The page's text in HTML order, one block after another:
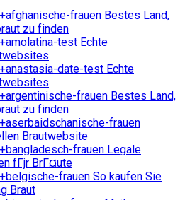
frauen Bestes Land,
zu finden
test Echte
date-test Echte
frauen Bestes Land,
zu finden
frauen
Brautwebsite
frauen Legale
fГјr BrГ¤ute
frauen So kaufen Sie
Braut